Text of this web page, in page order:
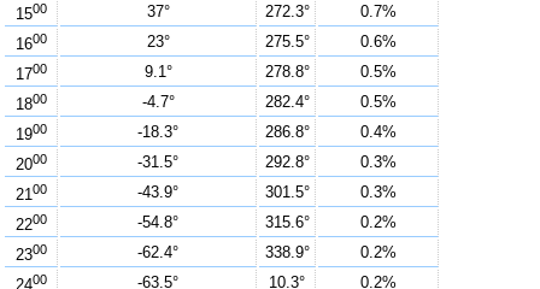
1500 37° 272.3°
0.7%
1600 23° 275.5°
0.6%
1700 9.1° 278.8°
0.5%
1800 -4.7° 282.4°
0.5%
1900 -18.3° 286.8°
0.4%
2000 -31.5° 292.8°
0.3%
2100 -43.9° 301.5°
0.3%
2200 -54.8° 315.6°
0.2%
2300 -62.4° 338.9°
0.2%
2400 -63.5° 10.3° 0.2%